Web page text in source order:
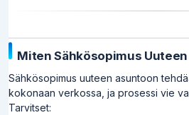
Miten Sähkösopimus
Sähkösopimus uuteen asuntoon
kokonaan verkossa, ja prosessi vie
Tarvitset: